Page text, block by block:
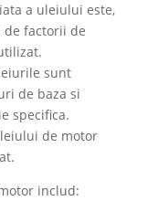
a uleiului este,
de factorii de
sunt
de baza si
specifica.
de motor
includ: